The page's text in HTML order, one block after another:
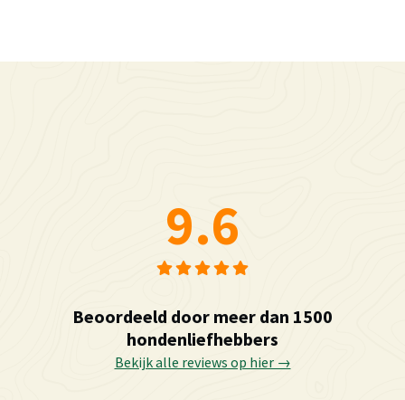
9.6
Beoordeeld door meer dan 1500
hondenliefhebbers
Bekijk alle reviews op hier →